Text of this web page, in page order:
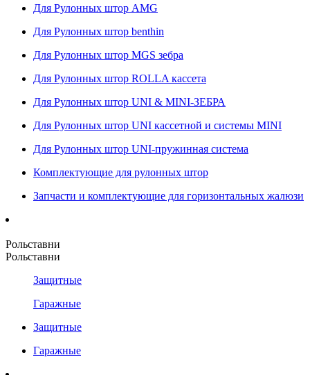
Для Рулонных штор AMG
Для Рулонных штор benthin
Для Рулонных штор MGS зебра
Для Рулонных штор ROLLA кассета
Для Рулонных штор UNI & MINI-ЗЕБРА
Для Рулонных штор UNI кассетной и системы MINI
Для Рулонных штор UNI-пружинная система
Комплектующие для рулонных штор
Запчасти и комплектующие для горизонтальных жалюзи
Рольставни
Рольставни
Защитные
Гаражные
Защитные
Гаражные